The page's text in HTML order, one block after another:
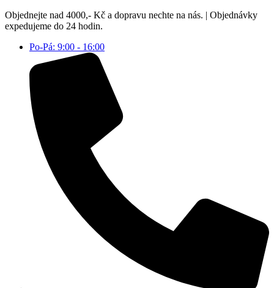
Přejít
k
Objednejte nad 4000,- Kč a dopravu nechte na nás. | Objednávky
expedujeme do 24 hodin.
Po-Pá: 9:00 - 16:00